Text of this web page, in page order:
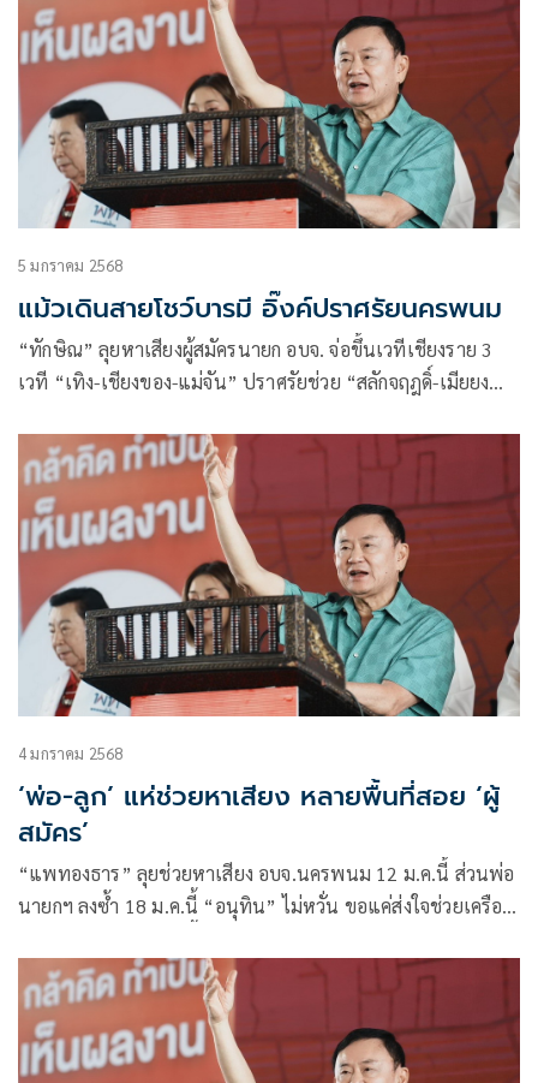
5 มกราคม 2568
แม้วเดินสายโชว์บารมี อิ๊งค์ปราศรัยนครพนม
“ทักษิณ” ลุยหาเสียงผู้สมัครนายก อบจ. จ่อขึ้นเวทีเชียงราย 3
เวที “เทิง-เชียงของ-แม่จัน” ปราศรัยช่วย “สลักจฤฎดิ์-เมียยง
มหาสารคาม-ศรีสะเกษ
4 มกราคม 2568
‘พ่อ-ลูก’ แห่ช่วยหาเสียง หลายพื้นที่สอย ‘ผู้
สมัคร’
“แพทองธาร” ลุยช่วยหาเสียง อบจ.นครพนม 12 ม.ค.นี้ ส่วนพ่อ
นายกฯ ลงซ้ำ 18 ม.ค.นี้ “อนุทิน” ไม่หวั่น ขอแค่ส่งใจช่วยเครือ